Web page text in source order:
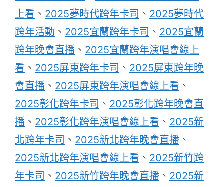
上看 、 2025夢時代跨年卡司 、 2025夢時代
跨年活動 、 2025宜蘭跨年卡司 、 2025宜蘭
跨年晚會直播 、 2025宜蘭跨年演唱會線上
看 、 2025屏東跨年卡司 、 2025屏東跨年晚
會直播 、 2025屏東跨年演唱會線上看 、
2025彰化跨年卡司 、 2025彰化跨年晚會直
播 、 2025彰化跨年演唱會線上看 、 2025新
北跨年卡司 、 2025新北跨年晚會直播 、
2025新北跨年演唱會線上看 、 2025新竹跨
年卡司 、 2025新竹跨年晚會直播 、 2025新